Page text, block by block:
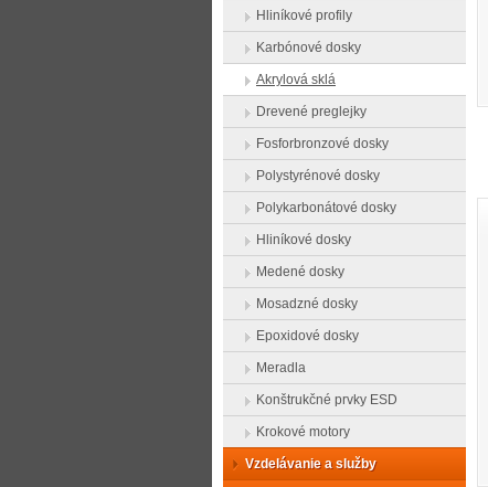
Hliníkové profily
Karbónové dosky
Akrylová sklá
Drevené preglejky
Fosforbronzové dosky
Polystyrénové dosky
Polykarbonátové dosky
Hliníkové dosky
Medené dosky
Mosadzné dosky
Epoxidové dosky
Meradla
Konštrukčné prvky ESD
Krokové motory
Vzdelávanie a služby